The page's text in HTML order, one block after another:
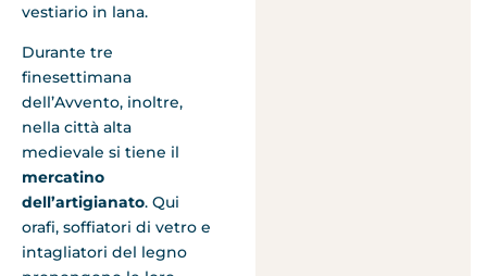
vestiario in lana.
Durante tre
finesettimana
dell’Avvento, inoltre,
nella città alta
medievale si tiene il
mercatino
dell’artigianato. Qui
orafi, soffiatori di vetro e
intagliatori del legno